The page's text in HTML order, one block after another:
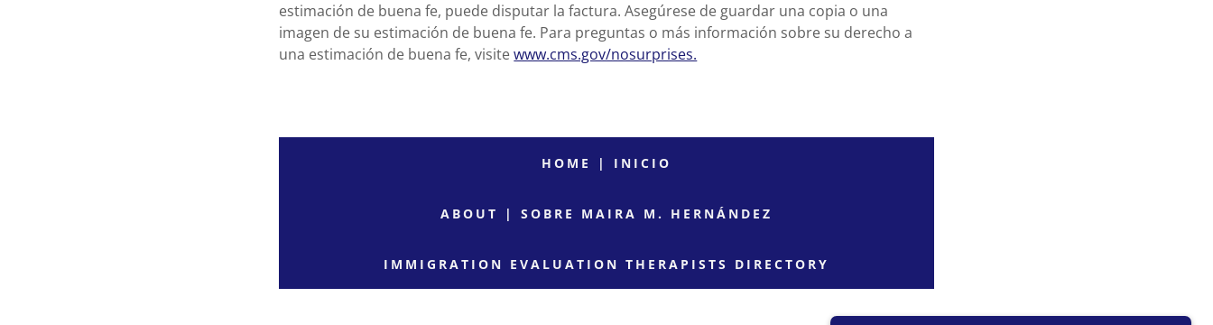
estimación de buena fe, puede disputar la factura. Asegúrese de guardar una copia o una
imagen de su estimación de buena fe. Para preguntas o más información sobre su derecho a
una estimación de buena fe, visitewww.cms.gov/nosurprises.
HOME | INICIO
ABOUT | SOBRE MAIRA M. HERNÁNDEZ
IMMIGRATION EVALUATION THERAPISTS DIRECTORY